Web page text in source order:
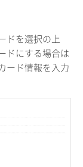
ドを選択の上
ドにする場合は
ード情報を入力